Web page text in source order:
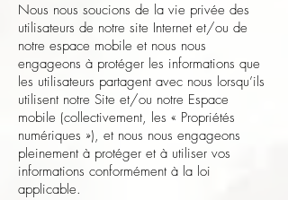
Nous nous soucions de la vie privée des
utilisateurs de notre site Internet et/ou de
notre espace mobile et nous nous
engageons à protéger les informations que
les utilisateurs partagent avec nous lorsqu’ils
utilisent notre Site et/ou notre Espace
mobile (collectivement, les « Propriétés
numériques »), et nous nous engageons
pleinement à protéger et à utiliser vos
informations conformément à la loi
applicable.